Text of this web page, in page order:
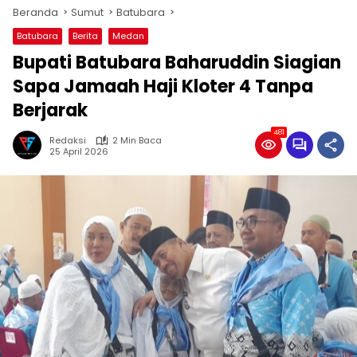
Beranda Sumut Batubara
Batubara Berita Medan
Bupati Batubara Baharuddin Siagian
Sapa Jamaah Haji Kloter 4 Tanpa
Berjarak
Redaksi
2 Min Baca
25 April 2026
481